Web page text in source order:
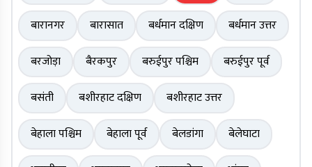
बारानगर
बारासात बर्धमान दक्षिण
बर्धमान उत्तर
बरजोड़ा
बैरकपुर बरुईपुर पश्चिम
बरुईपुर पूर्व
बसंती
बशीरहाट दक्षिण
बशीरहाट उत्तर
बेहाला पश्चिम
बेहाला पूर्व बेलडांगा
बेलेघाटा